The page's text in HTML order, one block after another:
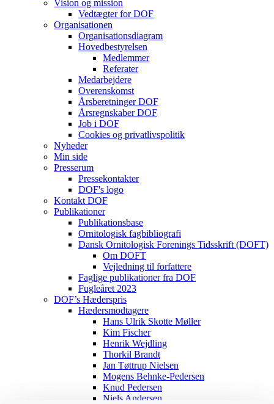
Vision og mission
Vedtægter for DOF
Organisationen
Organisationsdiagram
Hovedbestyrelsen
Medlemmer
Referater
Medarbejdere
Overenskomst
Årsberetninger DOF
Årsregnskaber DOF
Job i DOF
Cookies og privatlivspolitik
Nyheder
Min side
Presserum
Pressekontakter
DOF's logo
Kontakt DOF
Publikationer
Publikationsbase
Ornitologisk fagbibliografi
Dansk Ornitologisk Forenings Tidsskrift (DOFT)
Om DOFT
Vejledning til forfattere
Faglige publikationer fra DOF
Fugleåret 2023
DOF’s Hæderspris
Hædersmodtagere
Hans Ulrik Skotte Møller
Kim Fischer
Henrik Wejdling
Thorkil Brandt
Jan Tøttrup Nielsen
Mogens Behnke-Pedersen
Knud Pedersen
Niels Andersen